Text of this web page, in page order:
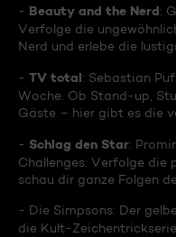
- Beauty and the Nerd:
Verfolge die
Nerd und erlebe die
- TV total: Sebastian
Woche. Ob Stand-up,
Gäste – hier gibt es die
- Schlag den Star:
Challenges. Verfolge die
schau dir ganze Folgen
- Die Simpsons: Der
die Kult-